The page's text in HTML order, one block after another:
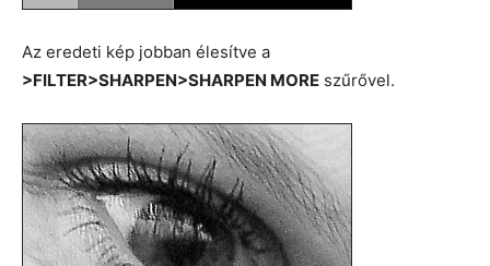
Az eredeti kép jobban élesítve a
>FILTER>SHARPEN>SHARPEN MORE szűrővel.